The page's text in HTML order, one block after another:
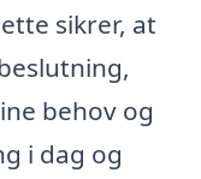
sikrer, at
behov og
i dag og